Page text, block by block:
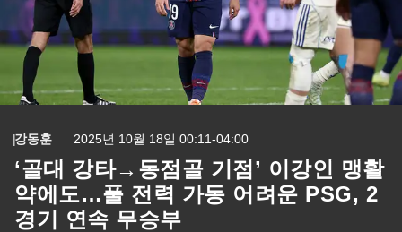
강동훈 2025년 10월 18일 00:11-04:00
‘골대 강타→동점골 기점’ 이강인 맹활
약에도…풀 전력 가동 어려운 PSG, 2
경기 연속 무승부